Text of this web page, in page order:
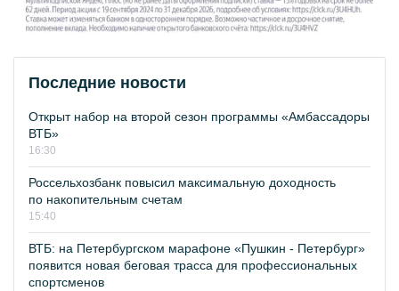
Последние новости
Открыт набор на второй сезон программы «Амбассадоры
ВТБ»
16:30
Россельхозбанк повысил максимальную доходность
по накопительным счетам
15:40
ВТБ: на Петербургском марафоне «Пушкин - Петербург»
появится новая беговая трасса для профессиональных
спортсменов